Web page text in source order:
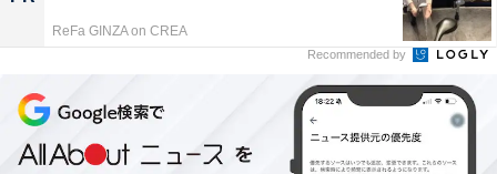
予定だった場合などは、余計にいら立ってしまうもので
しょう。
ReFa GINZA on CREA
Recommended by